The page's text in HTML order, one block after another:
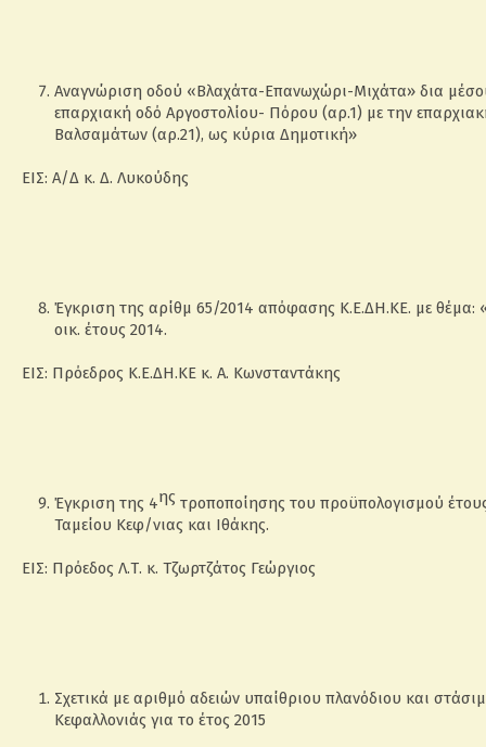
Αναγνώριση οδού «Βλαχάτα-Επανωχώρι-Μιχάτα» δια
επαρχιακή οδό Αργοστολίου- Πόρου (αρ.1) με την
Βαλσαμάτων (αρ.21), ως κύρια Δημοτική»
ΕΙΣ: Α/Δ κ. Δ. Λυκούδης
Έγκριση της αρίθμ 65/2014 απόφασης Κ.Ε.ΔΗ.ΚΕ. με θέμα:
οικ. έτους 2014.
ΕΙΣ: Πρόεδρος Κ.Ε.ΔΗ.ΚΕ κ. Α. Κωνσταντάκης
Έγκριση της 4ης τροποποίησης του προϋπολογισμού
Ταμείου Κεφ/νιας και Ιθάκης.
ΕΙΣ: Πρόεδος Λ.Τ. κ. Τζωρτζάτος Γεώργιος
Σχετικά με αριθμό αδειών υπαίθριου πλανόδιου και
Κεφαλλονιάς για το έτος 2015